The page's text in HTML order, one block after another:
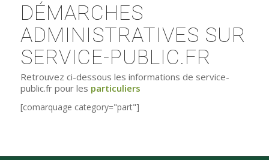
DÉMARCHES
ADMINISTRATIVES SUR
SERVICE-PUBLIC.FR
Retrouvez ci-dessous les informations de service-
public.fr pour les particuliers
[comarquage category="part"]